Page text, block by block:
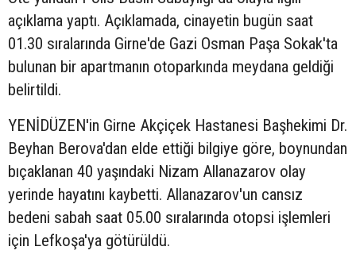
açıklama yaptı. Açıklamada, cinayetin bugün saat
01.30 sıralarında Girne'de Gazi Osman Paşa Sokak'ta
bulunan bir apartmanın otoparkında meydana geldiği
belirtildi.
YENİDÜZEN'in Girne Akçiçek Hastanesi Başhekimi Dr.
Beyhan Berova'dan elde ettiği bilgiye göre, boynundan
bıçaklanan 40 yaşındaki Nizam Allanazarov olay
yerinde hayatını kaybetti. Allanazarov'un cansız
bedeni sabah saat 05.00 sıralarında otopsi işlemleri
için Lefkoşa'ya götürüldü.